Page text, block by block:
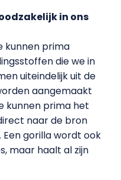
in ons
kunnen prima
die we in
uiteindelijk uit de
aangemaakt
kunnen prima het
naar de bron
gorilla wordt ook
maar haalt al zijn